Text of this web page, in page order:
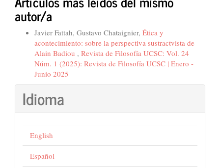
autor/a
Javier Fattah, Gustavo Chataignier, Ética y
acontecimiento: sobre la perspectiva sustractvista de
Alain Badiou , Revista de Filosofía UCSC: Vol. 24
Núm. 1 (2025): Revista de Filosofía UCSC | Enero -
Junio 2025
Idioma
English
Español